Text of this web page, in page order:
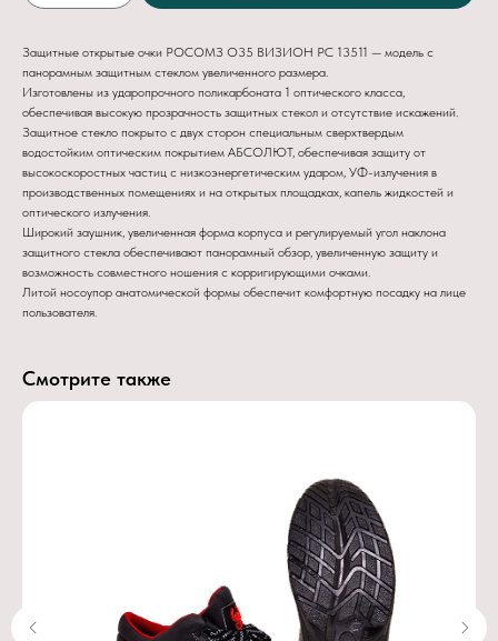
Защитные открытые очки РОСОМЗ О35 ВИЗИОН PC 13511 — модель с
панорамным защитным стеклом увеличенного размера.
Изготовлены из ударопрочного поликарбоната 1 оптического класса,
обеспечивая высокую прозрачность защитных стекол и отсутствие искажений.
Защитное стекло покрыто с двух сторон специальным сверхтвердым
водостойким оптическим покрытием АБСОЛЮТ, обеспечивая защиту от
высокоскоростных частиц с низкоэнергетическим ударом, УФ-излучения в
производственных помещениях и на открытых площадках, капель жидкостей и
оптического излучения.
Широкий заушник, увеличенная форма корпуса и регулируемый угол наклона
защитного стекла обеспечивают панорамный обзор, увеличенную защиту и
возможность совместного ношения с корригирующими очками.
Литой носоупор анатомической формы обеспечит комфортную посадку на лице
пользователя.
Смотрите также